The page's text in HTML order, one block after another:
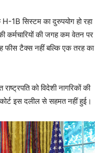
1B सिस्टम का दुरुपयोग हो रहा
कर्मचारियों की जगह कम वेतन पर
फीस टैक्स नहीं बल्कि एक तरह का
को विदेशी नागरिकों की
इस दलील से सहमत नहीं हुई।